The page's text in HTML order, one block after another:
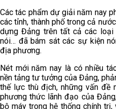
Các tác phẩm dự giải năm nay
các tỉnh, thành phố trong cả
dựng Đảng trên tất cả các loại
nói… đã bám sát các sự kiện
địa phương.
Nét mới năm nay là có nhiều
nền tảng tư tưởng của Đảng,
thế lực thù địch, những vấn
phương thức lãnh đạo của
bộ máy trong hệ thống chính